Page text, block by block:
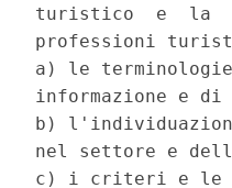
turistico  e  la
professioni
a) le
informazione e
b)
nel settore e
c) i criteri e le